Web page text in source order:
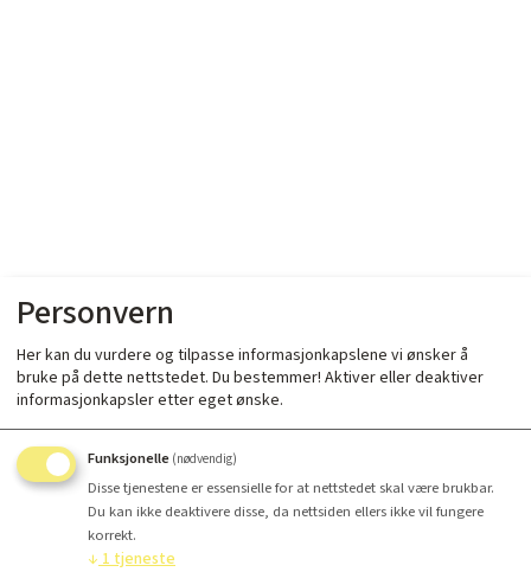
Personvern
Her kan du vurdere og tilpasse informasjonkapslene vi ønsker å
bruke på dette nettstedet. Du bestemmer! Aktiver eller deaktiver
informasjonkapsler etter eget ønske.
Funksjonelle (nødvendig)
Disse tjenestene er essensielle for at nettstedet skal være brukbar.
Du kan ikke deaktivere disse, da nettsiden ellers ikke vil fungere
korrekt.
↓ 1 tjeneste